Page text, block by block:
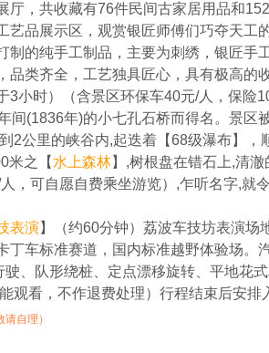
厅，共收藏有76件民间古家居用品和
艺品展示区，观赏银匠师傅们巧夺天工
制的纯手工制品，主要为刺绣，银匠手
品类齐全，工艺独具匠心，具有极高的
3小时）（含景区环保车40元/人，保险
(1836年)的小七孔石桥而得名。景区
2公里的峡谷内,起迭着【68级瀑布】，
米之【 水上森林】,树根盘在错石上,清
，可自愿自费乘坐游览）,乍听名字,就
表演】（约60分钟）荔波车技坊表演
丁车标准赛道，国内标准越野体验场。
、队形绕桩、定点漂移旋转、平地花
观看，不作退费处理）行程结束后安排
自理）